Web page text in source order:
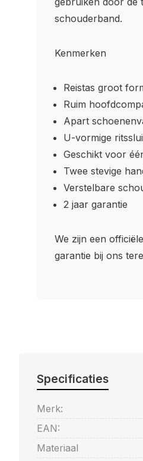
schouderband.
Kenmerken
Reistas groot
Ruim
Apart
U-vormige
Geschikt voor
Twee stevige
Verstelbare
2 jaar garantie
We zijn een
garantie bij ons
Specificaties
Merk:
EAN:
Materiaal